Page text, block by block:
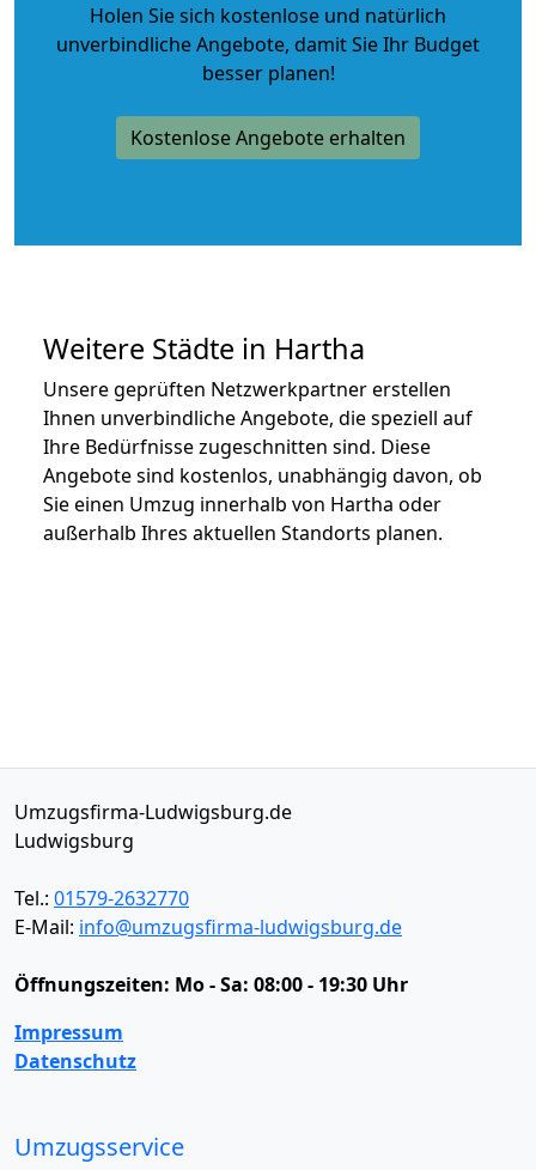
Holen Sie sich kostenlose und natürlich
unverbindliche Angebote, damit Sie Ihr Budget
besser planen!
Kostenlose Angebote erhalten
Weitere Städte in Hartha
Unsere geprüften Netzwerkpartner erstellen
Ihnen unverbindliche Angebote, die speziell auf
Ihre Bedürfnisse zugeschnitten sind. Diese
Angebote sind kostenlos, unabhängig davon, ob
Sie einen Umzug innerhalb von Hartha oder
außerhalb Ihres aktuellen Standorts planen.
Umzugsfirma-Ludwigsburg.de
Ludwigsburg
Tel.: 01579-2632770
E-Mail: info@umzugsfirma-ludwigsburg.de
Öffnungszeiten: Mo - Sa: 08:00 - 19:30 Uhr
Impressum
Datenschutz
Umzugsservice